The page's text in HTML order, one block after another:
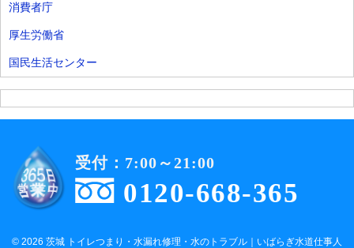
消費者庁
厚生労働省
国民生活センター
0120-668-365
受付：7:00～21:00
© 2026 茨城 トイレつまり・水漏れ修理・水のトラブル｜いばらぎ水道仕事人